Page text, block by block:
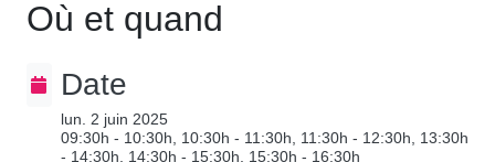
Date
lun. 2 juin 2025
09:30h - 10:30h, 10:30h - 11:30h, 11:30h - 12:30h, 13:30h
- 14:30h, 14:30h - 15:30h, 15:30h - 16:30h